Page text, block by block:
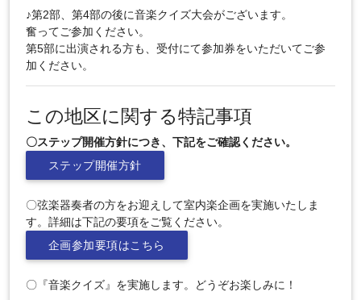
♪第2部、第4部の後に音楽クイズ大会がございます。
奮ってご参加ください。
第5部に出演される方も、受付にて参加券をいただいてご参
加ください。
この地区に関する特記事項
〇ステップ開催方針につき、下記をご確認ください。
ステップ開催方針
〇弦楽器奏者の方をお迎えして室内楽企画を実施いたしま
す。詳細は下記の要項をご覧ください。
企画参加要項はこちら
〇『音楽クイズ』を実施します。どうぞお楽しみに！